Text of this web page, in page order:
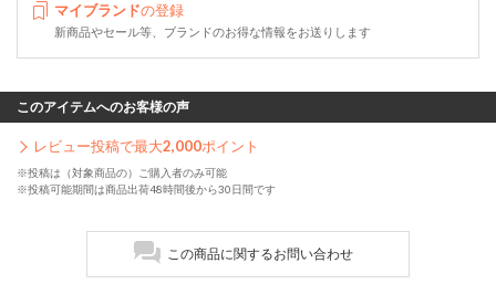
マイブランドの登録
新商品やセール等、ブランドのお得な情報をお送りします
このアイテムへのお客様の声
レビュー投稿で最大2,000ポイント
※投稿は（対象商品の）ご購入者のみ可能
※投稿可能期間は商品出荷48時間後から30日間です
この商品に関するお問い合わせ